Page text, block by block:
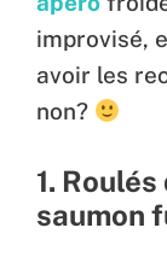
improvisé,
avoir les
non?
1.
saumon